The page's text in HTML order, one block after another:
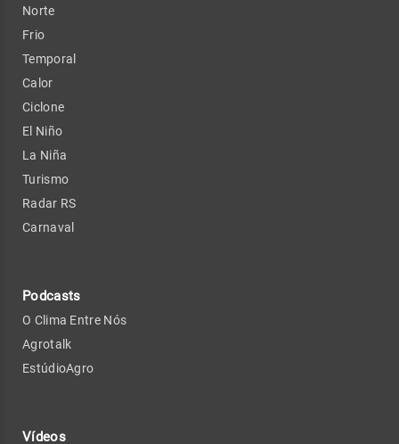
Norte
Frio
Temporal
Calor
Ciclone
El Niño
La Niña
Turismo
Radar RS
Carnaval
Podcasts
O Clima Entre Nós
Agrotalk
EstúdioAgro
Vídeos